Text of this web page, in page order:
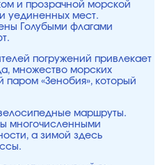
и прозрачной морской
уединенных мест.
Голубыми флагами
погружений привлекает
множество морских
паром «Зенобия», который
маршруты.
многочисленными
а зимой здесь